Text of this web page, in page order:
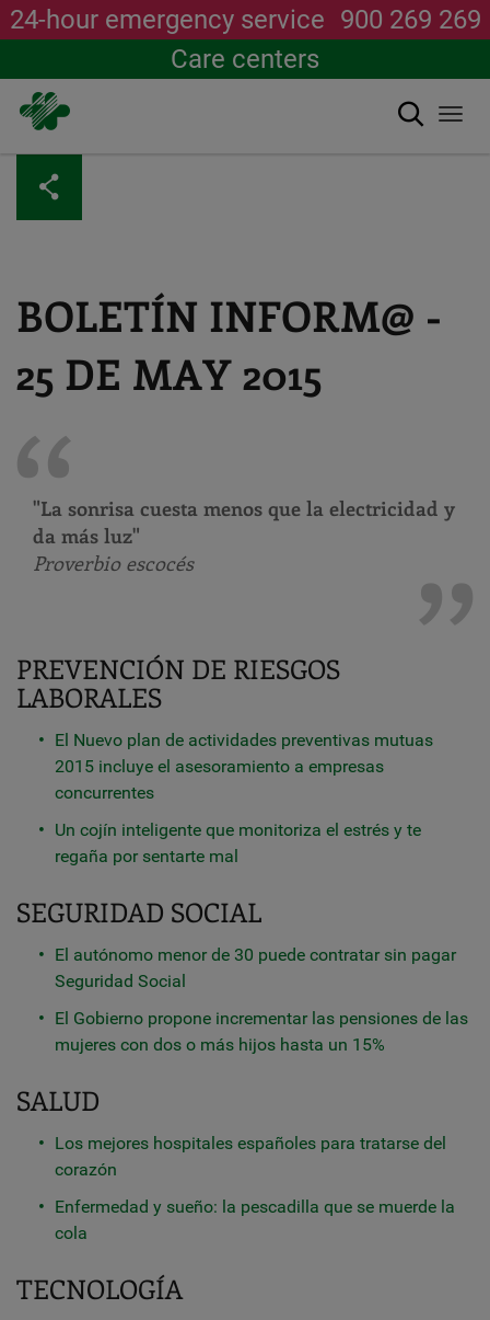
content
24-hour emergency service 900 269 269
Care centers
Search
BOLETÍN INFORM@ -
25 DE MAY 2015
"La sonrisa cuesta menos que la electricidad y
da más luz"
Proverbio escocés
PREVENCIÓN DE RIESGOS
LABORALES
El Nuevo plan de actividades preventivas mutuas
2015 incluye el asesoramiento a empresas
concurrentes
Un cojín inteligente que monitoriza el estrés y te
regaña por sentarte mal
SEGURIDAD SOCIAL
El autónomo menor de 30 puede contratar sin pagar
Seguridad Social
El Gobierno propone incrementar las pensiones de las
mujeres con dos o más hijos hasta un 15%
SALUD
Los mejores hospitales españoles para tratarse del
corazón
Enfermedad y sueño: la pescadilla que se muerde la
cola
TECNOLOGÍA